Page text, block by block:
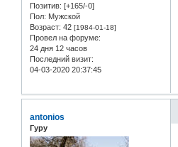
Позитив: [+165/-0]
Пол: Мужской
Возраст: 42 [1984-01-18]
Провел на форуме:
24 дня 12 часов
Последний визит:
04-03-2020 20:37:45
antonios
Гуру